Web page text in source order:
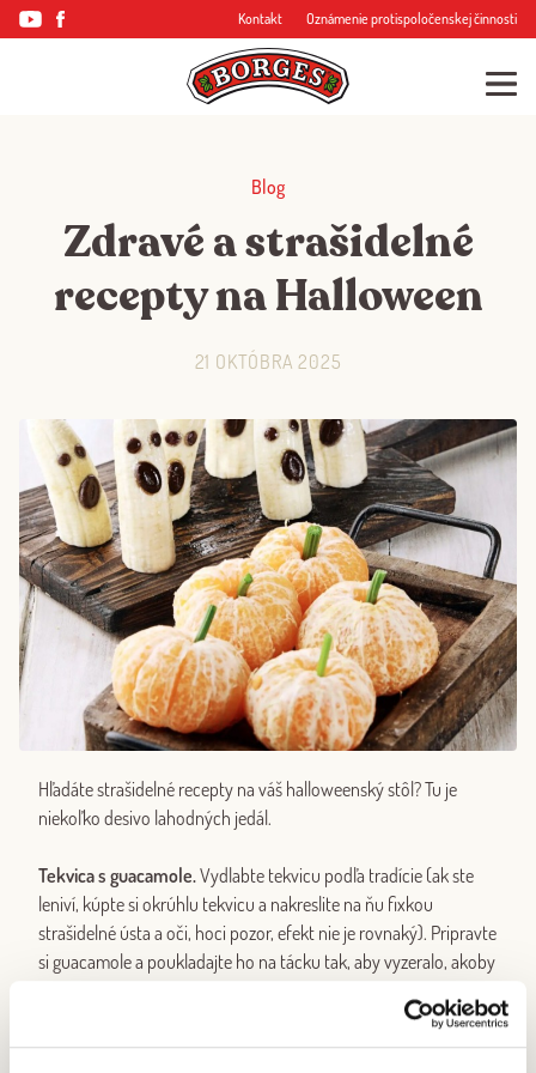
Kontakt Oznámenie protispoločenskej činnosti
Blog
Zdravé a strašidelné
recepty na Halloween
21 OKTÓBRA 2025
Hľadáte strašidelné recepty na váš halloweenský stôl? Tu je
niekoľko desivo lahodných jedál.
Tekvica s guacamole.Vydlabte tekvicu podľa tradície (ak ste
leniví, kúpte si okrúhlu tekvicu a nakreslite na ňu fixkou
strašidelné ústa a oči, hoci pozor, efekt nie je rovnaký). Pripravte
si guacamole a poukladajte ho na tácku tak, aby vyzeralo, akoby
Desivé mandarínky.Jednoducho nakreslite strašidelné ústa a